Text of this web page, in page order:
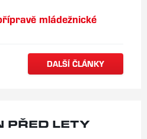
mládežnické
DALŠÍ ČLÁNKY
PŘED LETY